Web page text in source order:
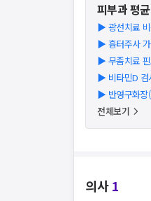
피부과평
▶ 광선치료
▶ 흉터주사
▶ 무좀치료
▶ 비타민D
▶ 반영구화
전체보기
의사1